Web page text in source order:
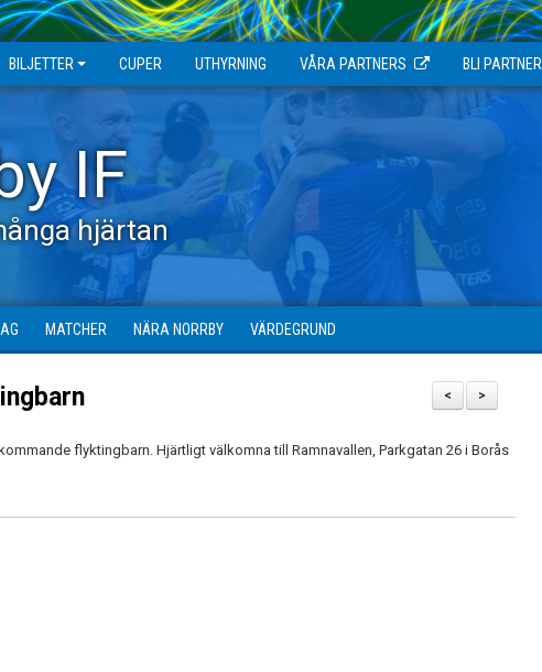
BILJETTER CUPER UTHYRNING VÅRA PARTNERS BLI PARTNER
IF
hjärtan
MATCHER NÄRA NORRBY VÄRDEGRUND
>
<
flyktingbarn. Hjärtligt välkomna till Ramnavallen, Parkgatan 26 i Borås